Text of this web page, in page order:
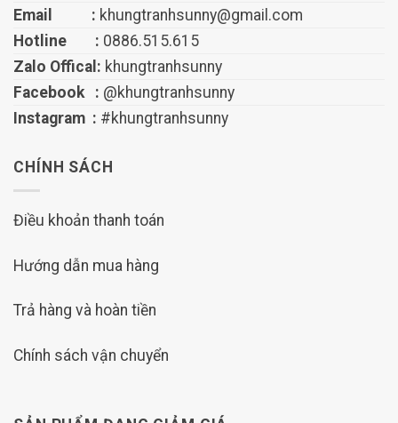
Email : khungtranhsunny@gmail.com
Hotline : 0886.515.615
Zalo Offical: khungtranhsunny
Facebook : @khungtranhsunny
Instagram : #khungtranhsunny
CHÍNH SÁCH
Điều khoản thanh toán
Hướng dẫn mua hàng
Trả hàng và hoàn tiền
Chính sách vận chuyển